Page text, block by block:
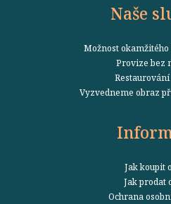
Naše
Možnost
Provize bez
Vyzvedneme obraz
Jak koupit
Jak prodat
Ochrana